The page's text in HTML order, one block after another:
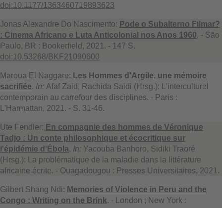
doi:10.1177/1363460719893623
Jonas Alexandre Do Nascimento: Pode o Subalterno Filmar?
: Cinema Africano e Luta Anticolonial nos Anos 1960. - São
Paulo, BR : Bookerfield, 2021. - 147 S.
doi:10.53268/BKF21090600
Maroua El Naggare: Les Hommes d'Argile, une mémoire
sacrifiée. In: Afaf Zaid, Rachida Saidi (Hrsg.): L'interculturel
contemporain au carrefour des disciplines. - Paris :
L'Harmattan, 2021. - S. 31-46.
Ute Fendler: En compagnie des hommes de Véronique
Tadjo : Un conte philosophique et écocritique sur
l'épidémie d'Ébola. In: Yacouba Banhoro, Sidiki Traoré
(Hrsg.): La problématique de la maladie dans la littérature
africaine écrite. - Ouagadougou : Presses Universitaires, 2021.
Gilbert Shang Ndi: Memories of Violence in Peru and the
Congo : Writing on the Brink. - London ; New York :